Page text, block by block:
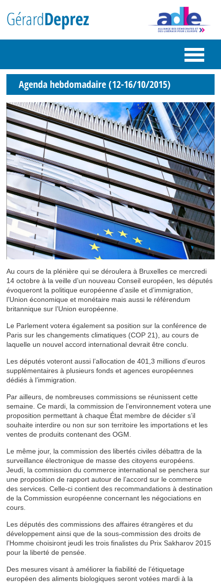
Agenda hebdomadaire (12-16/10/2015)
Au cours de la plénière qui se déroulera à Bruxelles ce mercredi
14 octobre à la veille d’un nouveau Conseil européen, les députés
évoqueront la politique européenne d’asile et d’immigration,
l’Union économique et monétaire mais aussi le référendum
britannique sur l’Union européenne.
Le Parlement votera également sa position sur la conférence de
Paris sur les changements climatiques (COP 21), au cours de
laquelle un nouvel accord international devrait être conclu.
Les députés voteront aussi l’allocation de 401,3 millions d’euros
supplémentaires à plusieurs fonds et agences européennes
dédiés à l’immigration.
Par ailleurs, de nombreuses commissions se réunissent cette
semaine. Ce mardi, la commission de l’environnement votera une
proposition permettant à chaque État membre de décider s’il
souhaite interdire ou non sur son territoire les importations et les
ventes de produits contenant des OGM.
Le même jour, la commission des libertés civiles débattra de la
surveillance électronique de masse des citoyens européens.
Jeudi, la commission du commerce international se penchera sur
une proposition de rapport autour de l’accord sur le commerce
des services. Celle-ci contient des recommandations à destination
de la Commission européenne concernant les négociations en
cours.
Les députés des commissions des affaires étrangères et du
développement ainsi que de la sous-commission des droits de
l’Homme choisiront jeudi les trois finalistes du Prix Sakharov 2015
pour la liberté de pensée.
Des mesures visant à améliorer la fiabilité de l’étiquetage
européen des aliments biologiques seront votées mardi à la